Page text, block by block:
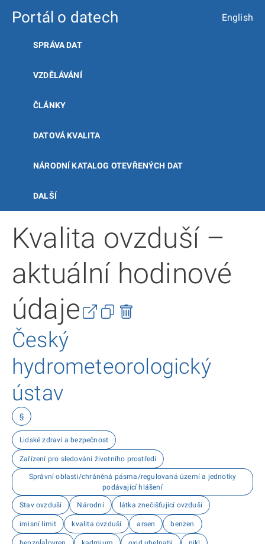
Portál o datech English
SPRÁVA DAT
VZDĚLÁVÁNÍ
ČLÁNKY
DATOVÁ KVALITA
NÁRODNÍ KATALOG OTEVŘENÝCH DAT
DALŠÍ
Kvalita ovzduší –
aktuální hodinové
údaje
Český
hydrometeorologický
ústav
§
Lidské zdraví a bezpečnost
Zařízení pro sledování životního prostředí
Správní oblasti/chráněná pásma/regulovaná území a jednotky
podávající hlášení
Stav ovzduší Národní látka znečišťující ovzduší
imisní limit kvalita ovzduší arsen benzen